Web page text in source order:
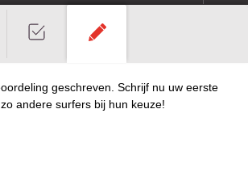
geschreven. Schrijf nu uw eerste
andere surfers bij hun keuze!